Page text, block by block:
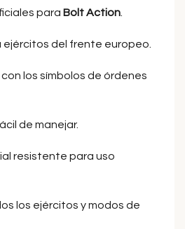
para Bolt Action
ejércitos del frente europeo.
los símbolos de órdenes
de manejar.
resistente para uso
los ejércitos y modos de